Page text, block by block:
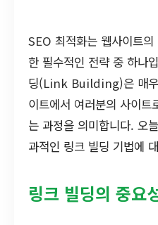
SEO 최적화는 웹사이트
한 필수적인 전략 중 하나
딩(Link Building)은 매우
이트에서 여러분의 사이
는 과정을 의미합니다. 오
과적인 링크 빌딩 기법에
링크 빌딩의 중요